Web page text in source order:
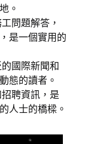
。
問題解答，
是一個實用的
的國際新聞和
態的讀者。
招聘資訊，是
人士的橋樑。